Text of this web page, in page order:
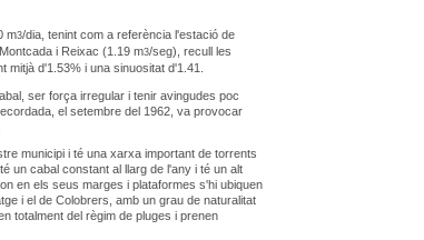
m3/dia, tenint com a referència l'estació de
i Reixac (1.19 m3/seg), recull les
mitjà d'1.53% i una sinuositat d'1.41.
ser força irregular i tenir avingudes poc
el setembre del 1962, va provocar
municipi i té una xarxa important de torrents
un cabal constant al llarg de l'any i té un alt
en els seus marges i plataformes s'hi ubiquen
i el de Colobrers, amb un grau de naturalitat
totalment del règim de pluges i prenen